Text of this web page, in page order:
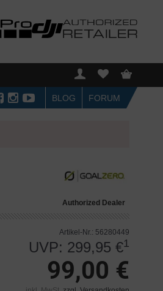
BLOG FORUM
Authorized Dealer
Artikel-Nr.: 56280449
UVP: 299,95 €1
99,00 €